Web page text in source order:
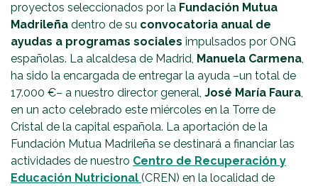
proyectos seleccionados por la Fundación Mutua
Madrileña dentro de su convocatoria anual de
ayudas a programas sociales impulsados por ONG
españolas. La alcaldesa de Madrid, Manuela Carmena,
ha sido la encargada de entregar la ayuda –un total de
17.000 €– a nuestro director general, José María Faura,
en un acto celebrado este miércoles en la Torre de
Cristal de la capital española. La aportación de la
Fundación Mutua Madrileña se destinará a financiar las
actividades de nuestro Centro de Recuperación y
Educación Nutricional (CREN) en la localidad de